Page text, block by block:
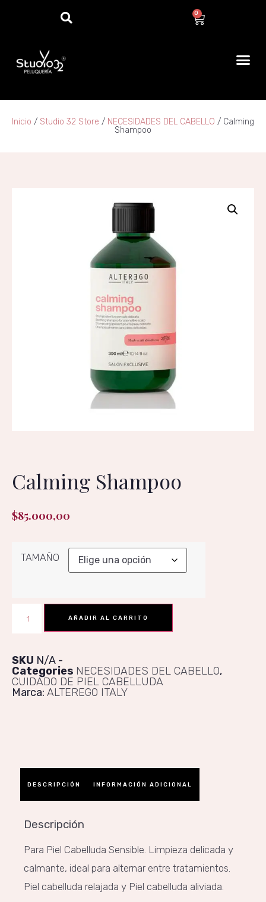
0
Inicio / Studio 32 Store / NECESIDADES DEL CABELLO / Calming
Shampoo
Calming Shampoo
$85.000,00
TAMAÑO
AÑADIR AL CARRITO
SKU N/A
Categories NECESIDADES DEL CABELLO,
CUIDADO DE PIEL CABELLUDA
Marca: ALTEREGO ITALY
DESCRIPCIÓN INFORMACIÓN ADICIONAL
Descripción
Para Piel Cabelluda Sensible. Limpieza delicada y
calmante, ideal para alternar entre tratamientos.
Piel cabelluda relajada y Piel cabelluda aliviada.